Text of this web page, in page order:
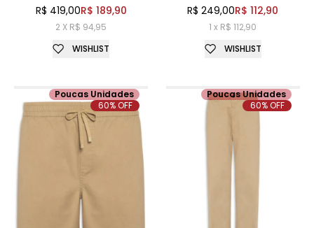
R$ 419,00R$ 189,90
2 X R$ 94,95
WISHLIST
R$ 249,00R$ 112,90
1 x R$ 112,90
WISHLIST
Poucas Unidades
60% OFF
Poucas Unidades
60% OFF